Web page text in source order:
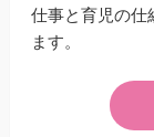
仕事と育児の仕
ます。